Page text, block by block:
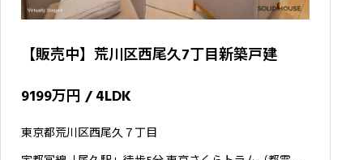
【販売中】荒川区西尾久7丁目新築戸建
9199万円 / 4LDK
東京都荒川区西尾久７丁目